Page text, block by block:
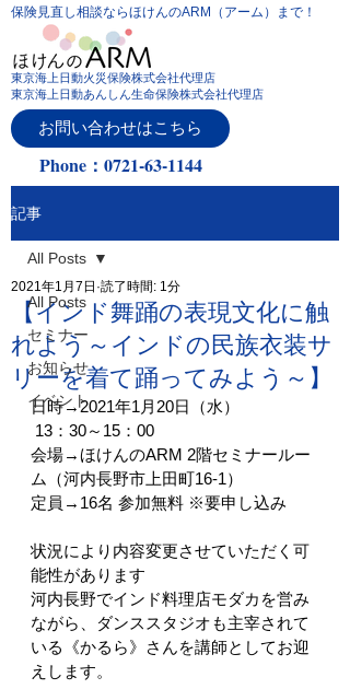
保険見直し相談ならほけんのARM（アーム）まで！
東京海上日動火災保険株式会社代理店
東京海上日動あんしん生命保険株式会社代理店
お問い合わせはこちら
Phone：0721-63-1144
記事
All Posts
セミナー
お知らせ
イベント
All Posts
【インド舞踊の表現文化に触
れよう～インドの民族衣装サ
リーを着て踊ってみよう～】
2021年1月7日 読了時間: 1分
日時→2021年1月20日（水）
13：30～15：00
会場→ほけんのARM 2階セミナールー
ム（河内長野市上田町16-1）
定員→16名 参加無料 ※要申し込み
状況により内容変更させていただく可
能性があります
河内長野でインド料理店モダカを営み
ながら、ダンススタジオも主宰されて
いる《かるら》さんを講師としてお迎
えします。